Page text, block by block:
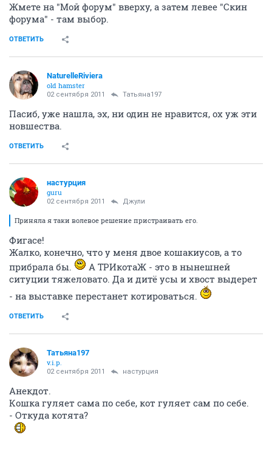
Жмете на "Мой форум" вверху, а затем левее "Скин
форума" - там выбор.
ОТВЕТИТЬ
NaturelleRiviera
old hamster
02 сентября 2011 Татьяна197
Пасиб, уже нашла, эх, ни один не нравится, ох уж эти
новшества.
ОТВЕТИТЬ
настурция
guru
02 сентября 2011 Джули
Приняла я таки волевое решение пристраивать его.
Фигасе!
Жалко, конечно, что у меня двое кошакиусов, а то
прибрала бы.
А ТРИкотаЖ - это в нынешней
ситуции тяжеловато. Да и дитё усы и хвост выдерет
- на выставке перестанет котироваться.
ОТВЕТИТЬ
Татьяна197
v.i.p.
02 сентября 2011 настурция
Анекдот.
Кошка гуляет сама по себе, кот гуляет сам по себе.
- Откуда котята?